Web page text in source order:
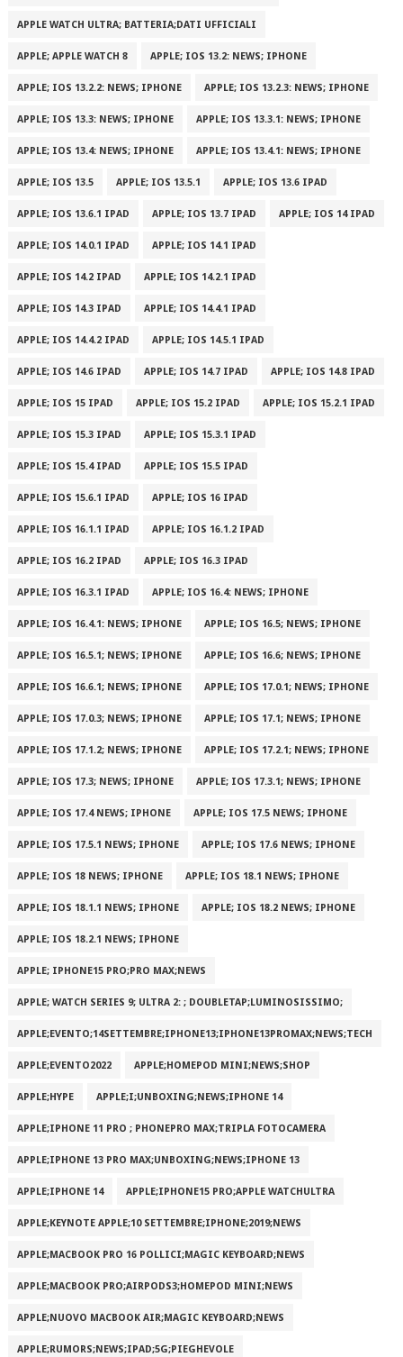
APPLE WATCH ULTRA; BATTERIA;DATI UFFICIALI
APPLE; APPLE WATCH 8 APPLE; IOS 13.2: NEWS; IPHONE
APPLE; IOS 13.2.2: NEWS; IPHONE APPLE; IOS 13.2.3: NEWS; IPHONE
APPLE; IOS 13.3: NEWS; IPHONE APPLE; IOS 13.3.1: NEWS; IPHONE
APPLE; IOS 13.4: NEWS; IPHONE APPLE; IOS 13.4.1: NEWS; IPHONE
APPLE; IOS 13.5 APPLE; IOS 13.5.1 APPLE; IOS 13.6 IPAD
APPLE; IOS 13.6.1 IPAD APPLE; IOS 13.7 IPAD APPLE; IOS 14 IPAD
APPLE; IOS 14.0.1 IPAD APPLE; IOS 14.1 IPAD
APPLE; IOS 14.2 IPAD APPLE; IOS 14.2.1 IPAD
APPLE; IOS 14.3 IPAD APPLE; IOS 14.4.1 IPAD
APPLE; IOS 14.4.2 IPAD APPLE; IOS 14.5.1 IPAD
APPLE; IOS 14.6 IPAD APPLE; IOS 14.7 IPAD APPLE; IOS 14.8 IPAD
APPLE; IOS 15 IPAD APPLE; IOS 15.2 IPAD APPLE; IOS 15.2.1 IPAD
APPLE; IOS 15.3 IPAD APPLE; IOS 15.3.1 IPAD
APPLE; IOS 15.4 IPAD APPLE; IOS 15.5 IPAD
APPLE; IOS 15.6.1 IPAD APPLE; IOS 16 IPAD
APPLE; IOS 16.1.1 IPAD APPLE; IOS 16.1.2 IPAD
APPLE; IOS 16.2 IPAD APPLE; IOS 16.3 IPAD
APPLE; IOS 16.3.1 IPAD APPLE; IOS 16.4: NEWS; IPHONE
APPLE; IOS 16.4.1: NEWS; IPHONE APPLE; IOS 16.5; NEWS; IPHONE
APPLE; IOS 16.5.1; NEWS; IPHONE APPLE; IOS 16.6; NEWS; IPHONE
APPLE; IOS 16.6.1; NEWS; IPHONE APPLE; IOS 17.0.1; NEWS; IPHONE
APPLE; IOS 17.0.3; NEWS; IPHONE APPLE; IOS 17.1; NEWS; IPHONE
APPLE; IOS 17.1.2; NEWS; IPHONE APPLE; IOS 17.2.1; NEWS; IPHONE
APPLE; IOS 17.3; NEWS; IPHONE APPLE; IOS 17.3.1; NEWS; IPHONE
APPLE; IOS 17.4 NEWS; IPHONE APPLE; IOS 17.5 NEWS; IPHONE
APPLE; IOS 17.5.1 NEWS; IPHONE APPLE; IOS 17.6 NEWS; IPHONE
APPLE; IOS 18 NEWS; IPHONE APPLE; IOS 18.1 NEWS; IPHONE
APPLE; IOS 18.1.1 NEWS; IPHONE APPLE; IOS 18.2 NEWS; IPHONE
APPLE; IOS 18.2.1 NEWS; IPHONE
APPLE; IPHONE15 PRO;PRO MAX;NEWS
APPLE; WATCH SERIES 9; ULTRA 2: ; DOUBLETAP;LUMINOSISSIMO;
APPLE;EVENTO;14SETTEMBRE;IPHONE13;IPHONE13PROMAX;NEWS;TECH
APPLE;EVENTO2022 APPLE;HOMEPOD MINI;NEWS;SHOP
APPLE;HYPE APPLE;I;UNBOXING;NEWS;IPHONE 14
APPLE;IPHONE 11 PRO ; PHONEPRO MAX;TRIPLA FOTOCAMERA
APPLE;IPHONE 13 PRO MAX;UNBOXING;NEWS;IPHONE 13
APPLE;IPHONE 14 APPLE;IPHONE15 PRO;APPLE WATCHULTRA
APPLE;KEYNOTE APPLE;10 SETTEMBRE;IPHONE;2019;NEWS
APPLE;MACBOOK PRO 16 POLLICI;MAGIC KEYBOARD;NEWS
APPLE;MACBOOK PRO;AIRPODS3;HOMEPOD MINI;NEWS
APPLE;NUOVO MACBOOK AIR;MAGIC KEYBOARD;NEWS
APPLE;RUMORS;NEWS;IPAD;5G;PIEGHEVOLE